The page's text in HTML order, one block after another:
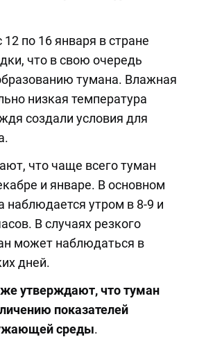
по 16 января в стране
что в свою очередь
тумана. Влажная
низкая температура
создали условия для
что чаще всего туман
и январе. В основном
наблюдается утром в 8-9 и
В случаях резкого
может наблюдаться в
дней.
утверждают, что туман
показателей
среды.